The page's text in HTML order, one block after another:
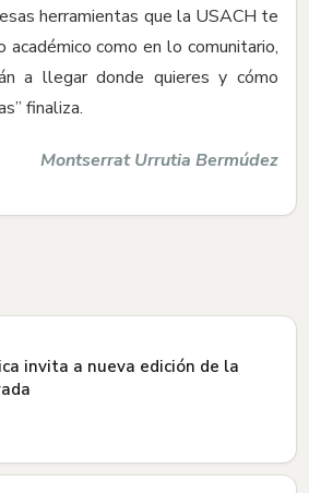
herramientas que la USACH te
como en lo comunitario,
a llegar donde quieres y cómo
finaliza.
Montserrat Urrutia Bermúdez
invita a nueva edición de la